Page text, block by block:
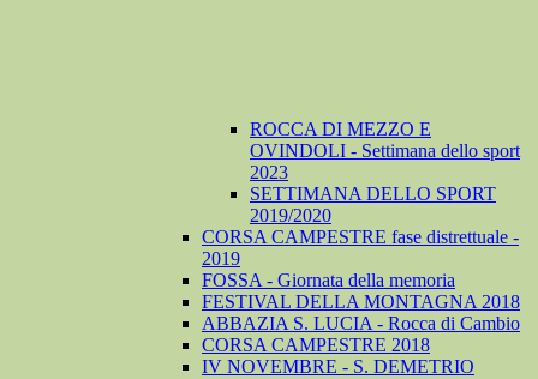
ROCCA DI MEZZO E
OVINDOLI - Settimana dello sport
2023
SETTIMANA DELLO SPORT
2019/2020
CORSA CAMPESTRE fase distrettuale -
2019
FOSSA - Giornata della memoria
FESTIVAL DELLA MONTAGNA 2018
ABBAZIA S. LUCIA - Rocca di Cambio
CORSA CAMPESTRE 2018
IV NOVEMBRE - S. DEMETRIO